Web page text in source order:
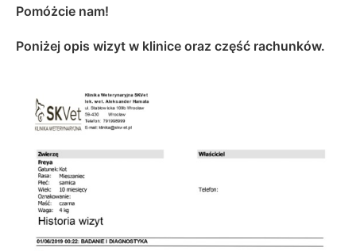
Pomóżcie nam!
Poniżej opis wizyt w klinice oraz część rachunków.